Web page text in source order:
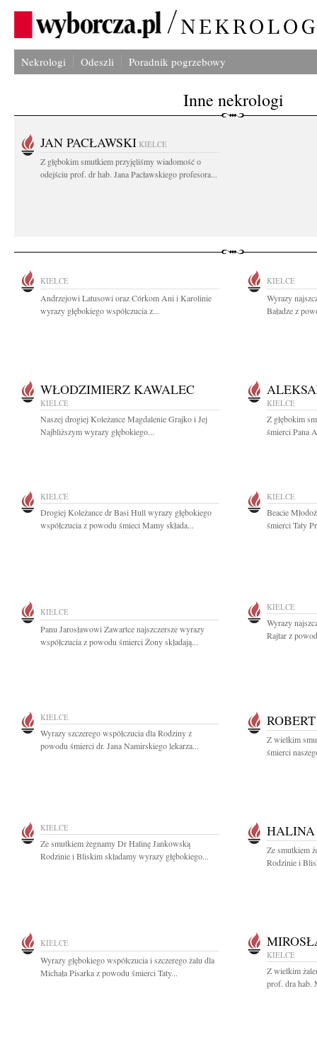
Nekrologi Odeszli Poradnik pogrzebowy
Inne nekrologi
JAN PACŁAWSKI KIELCE
Z głębokim smutkiem przyjęliśmy wiadomość o
odejściu prof. dr hab. Jana Pacławskiego profesora...
KIELCE
Andrzejowi Latusowi oraz Córkom Ani i Karolinie
wyrazy głębokiego współczucia z...
KIELCE
Wyrazy
Baładze z
WŁODZIMIERZ KAWALEC
KIELCE
Naszej drogiej Koleżance Magdalenie Grajko i Jej
Najbliższym wyrazy głębokiego...
KIELCE
Z głębokim
śmierci Pana
KIELCE
Drogiej Koleżance dr Basi Hull wyrazy głębokiego
współczucia z powodu śmieci Mamy składa...
KIELCE
Beacie
śmierci Taty
KIELCE
Panu Jarosławowi Zawartce najszczersze wyrazy
współczucia z powodu śmierci Żony składają...
KIELCE
Wyrazy
Rajtar z
KIELCE
Wyrazy szczerego współczucia dla Rodziny z
powodu śmierci dr. Jana Namirskiego lekarza...
Z wielkim
śmierci
KIELCE
Ze smutkiem żegnamy Dr Halinę Jankowską
Rodzinie i Bliskim składamy wyrazy głębokiego...
HALINA
Ze smutkiem
Rodzinie i
KIELCE
Wyrazy głębokiego współczucia i szczerego żalu dla
Michała Pisarka z powodu śmierci Taty...
KIELCE
Z wielkim
prof. dra hab.